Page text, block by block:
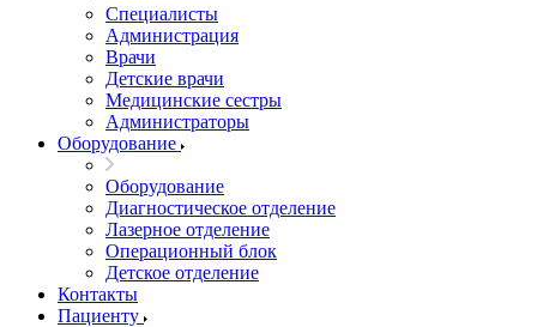
Специалисты
Администрация
Врачи
Детские врачи
Медицинские сестры
Администраторы
Оборудование
Оборудование
Диагностическое отделение
Лазерное отделение
Операционный блок
Детское отделение
Контакты
Пациенту